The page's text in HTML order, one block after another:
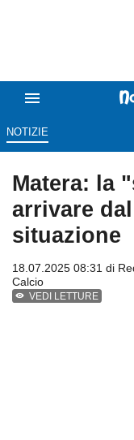
NOTIZIE
Matera: la
arrivare
situazione
18.07.2025 08:31 di
Calcio
VEDI LETTURE